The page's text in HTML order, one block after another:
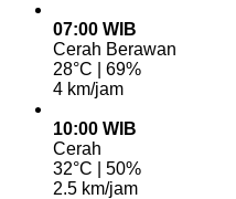
07:00 WIB
Cerah Berawan
28°C | 69%
4 km/jam
10:00 WIB
Cerah
32°C | 50%
2.5 km/jam